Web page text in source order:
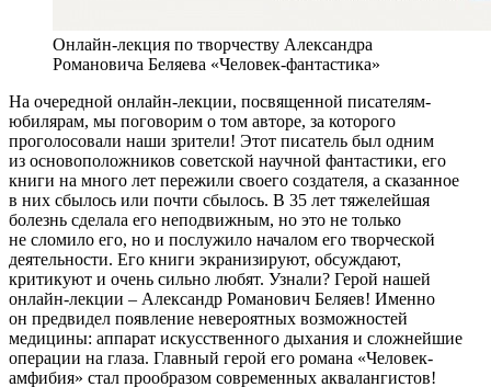
Онлайн-лекция по творчеству Александра
Романовича Беляева «Человек-фантастика»
На очередной онлайн-лекции, посвященной писателям-
юбилярам, мы поговорим о том авторе, за которого
проголосовали наши зрители! Этот писатель был одним
из основоположников советской научной фантастики, его
книги на много лет пережили своего создателя, а сказанное
в них сбылось или почти сбылось. В 35 лет тяжелейшая
болезнь сделала его неподвижным, но это не только
не сломило его, но и послужило началом его творческой
деятельности. Его книги экранизируют, обсуждают,
критикуют и очень сильно любят. Узнали? Герой нашей
онлайн-лекции – Александр Романович Беляев! Именно
он предвидел появление невероятных возможностей
медицины: аппарат искусственного дыхания и сложнейшие
операции на глаза. Главный герой его романа «Человек-
амфибия» стал прообразом современных аквалангистов!